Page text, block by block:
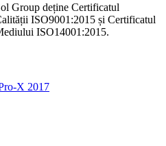
Group deține Certificatul
ISO9001:2015 și Certificatul
ISO14001:2015.